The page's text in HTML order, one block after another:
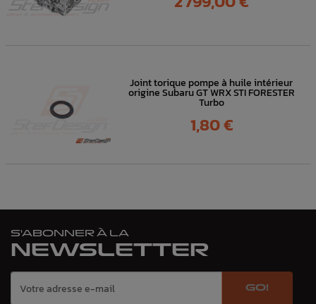
Joint torique pompe à huile intérieur
origine Subaru GT WRX STI FORESTER
Turbo
Prix
1,80 €
S'ABONNER À LA
NEWSLETTER
GO!